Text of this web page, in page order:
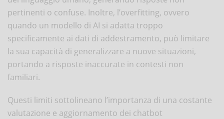
pertinenti o confuse. Inoltre, l’overfitting, ovvero
quando un modello di AI si adatta troppo
specificamente ai dati di addestramento, può limitare
la sua capacità di generalizzare a nuove situazioni,
portando a risposte inaccurate in contesti non
familiari.
Questi limiti sottolineano l’importanza di una costante
valutazione e aggiornamento dei chatbot